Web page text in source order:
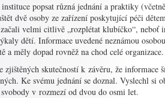
popsat různá jednání a praktiky
dvě osoby ze zařízení poskytující péči
velmi citlivě „rozplétat klubíčko“, neboť
dětí. Informace uvedené neznámou
a měly dopad rovněž na chod celé organizace.
zjištěných skutečností k závěru, že informace
Ke svému jednání se doznal. Vyslechl si
v rozmezí od dvou do osmi let.